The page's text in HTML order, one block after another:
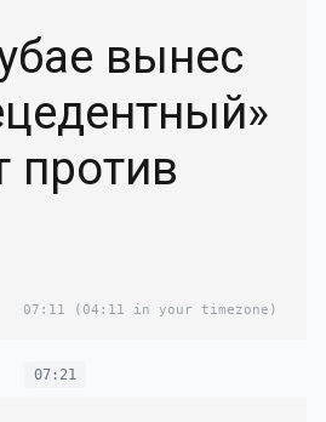
вынес
против
07:11 (04:11 in your timezone)
07:21